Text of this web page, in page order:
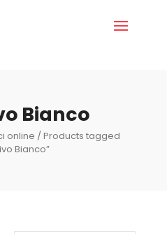
Bianco
online / Products tagged
Bianco”